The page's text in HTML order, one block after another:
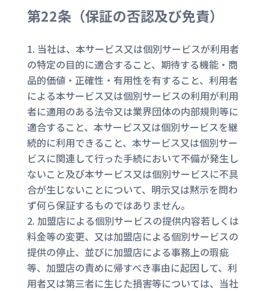
第22条（保証の否認及び免責）
当社は、本サービス又は個別サービスが利用者
の特定の目的に適合すること、期待する機能・商
品的価値・正確性・有用性を有すること、利用者
による本サービス又は個別サービスの利用が利用
者に適用のある法令又は業界団体の内部規則等に
適合すること、本サービス又は個別サービスを継
続的に利用できること、本サービス又は個別サー
ビスに関連して行った手続において不備が発生し
ないこと及び本サービス又は個別サービスに不具
合が生じないことについて、明示又は黙示を問わ
ず何ら保証するものではありません。
加盟店による個別サービスの提供内容若しくは
料金等の変更、又は加盟店による個別サービスの
提供の停止、並びに加盟店による事務上の瑕疵
等、加盟店の責めに帰すべき事由に起因して、利
用者又は第三者に生じた損害等については、当社